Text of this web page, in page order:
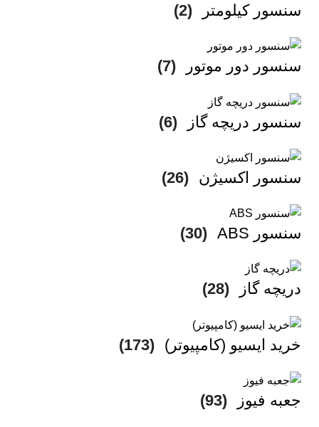
سنسور کیلومتر (2)
سنسور دور موتور (7)
سنسور دریچه گاز (6)
سنسور اکسیژن (26)
سنسور ABS (30)
دریچه گاز (28)
خرید ایسیو (کامپیوتر) (173)
جعبه فیوز (93)